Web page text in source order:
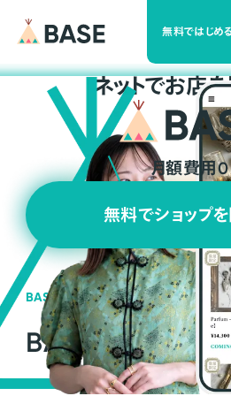
無料ではじめる
ネットでお店を
月額費用
無料でショップ
BASEの強み
BASEが強い3つ